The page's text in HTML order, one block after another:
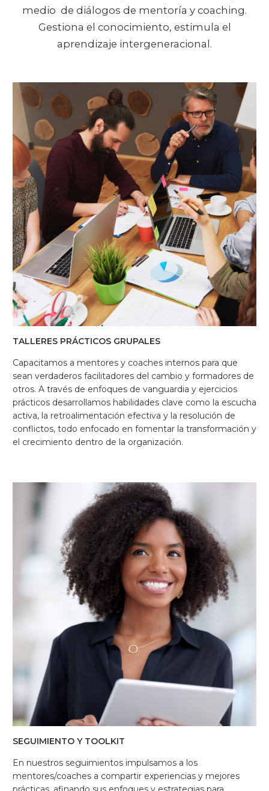
medio de diálogos de mentoría y coaching.
Gestiona el conocimiento, estimula el
aprendizaje intergeneracional.
TALLERES PRÁCTICOS GRUPALES
Capacitamos a mentores y coaches internos para que
sean verdaderos facilitadores del cambio y formadores de
otros. A través de enfoques de vanguardia y ejercicios
prácticos desarrollamos habilidades clave como la escucha
activa, la retroalimentación efectiva y la resolución de
conflictos, todo enfocado en fomentar la transformación y
el crecimiento dentro de la organización.
SEGUIMIENTO Y TOOLKIT
En nuestros seguimientos impulsamos a los
mentores/coaches a compartir experiencias y mejores